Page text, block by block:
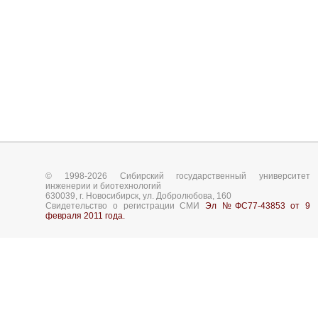
© 1998-2026 Сибирский государственный университет
инженерии и биотехнологий
630039, г. Новосибирск, ул. Добролюбова, 160
Свидетельство о регистрации СМИЭл №ФС77-43853 от 9
февраля 2011 года.